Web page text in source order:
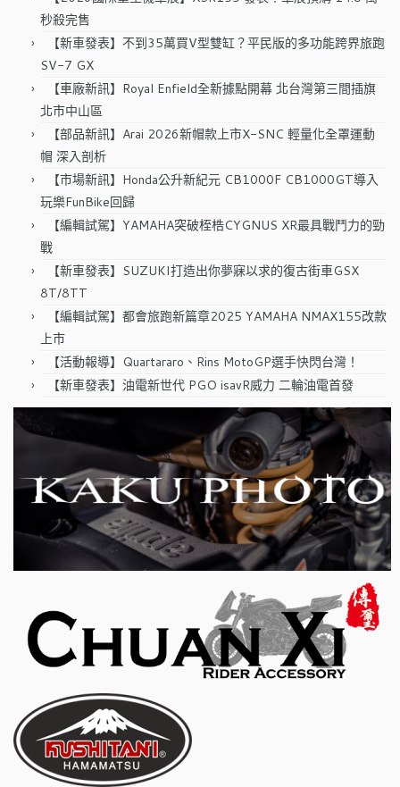
秒殺完售
【新車發表】不到35萬買V型雙缸？平民版的多功能跨界旅跑
SV-7 GX
【車廠新訊】Royal Enfield全新據點開幕 北台灣第三間插旗
北市中山區
【部品新訊】Arai 2026新帽款上市X-SNC 輕量化全罩運動
帽 深入剖析
【市場新訊】Honda公升新紀元 CB1000F CB1000GT導入
玩樂FunBike回歸
【編輯試駕】YAMAHA突破桎梏CYGNUS XR最具戰鬥力的勁
戰
【新車發表】SUZUKI打造出你夢寐以求的復古街車GSX
8T/8TT
【編輯試駕】都會旅跑新篇章2025 YAMAHA NMAX155改款
上市
【活動報導】Quartararo、Rins MotoGP選手快閃台灣！
【新車發表】油電新世代 PGO isavR威力 二輪油電首發